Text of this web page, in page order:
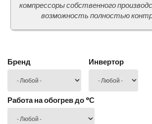
компрессоры собственного
возможность полностью
Бренд Инвертор
Работа на обогрев до °С